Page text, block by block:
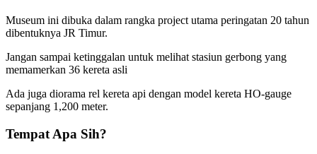
Museum ini dibuka dalam rangka project utama peringatan 20 tahun
dibentuknya JR Timur.
Jangan sampai ketinggalan untuk melihat stasiun gerbong yang
memamerkan 36 kereta asli
Ada juga diorama rel kereta api dengan model kereta HO-gauge
sepanjang 1,200 meter.
Tempat Apa Sih?